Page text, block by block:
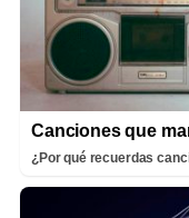
Canciones que
¿Por qué recuerdas